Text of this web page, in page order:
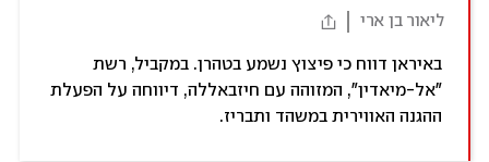
ליאור בן ארי
באיראן דווח כי פיצוץ נשמע בטהרן. במקביל, רשת
"אל-מיאדין", המזוהה עם חיזבאללה, דיווחה על הפעלת
ההגנה האווירית במשהד ותבריז.